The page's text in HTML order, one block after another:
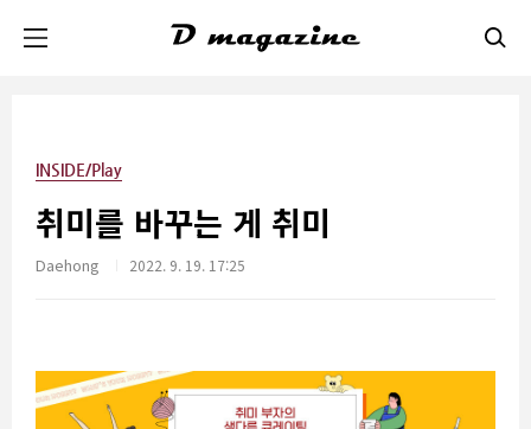
INSIDE/Play
취미를 바꾸는 게 취미
Daehong 2022. 9. 19. 17:25